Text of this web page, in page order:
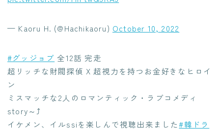
— Kaoru H. (@Hachikaoru) October 10, 2022
#グッジョブ 全12話 完走
超リッチな財閥探偵 X 超視力を持つお金好きなヒロイ
ン
ミスマッチな2人のロマンティック・ラブコメディ
story～⤴︎︎︎
イケメン、イルssiを楽しんで視聴出来ました#韓ドラ